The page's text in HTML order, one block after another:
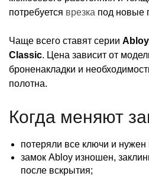
потребуется врезка под новые
Чаще всего ставят серии
Classic. Цена зависит от
броненакладки и
полотна.
Когда меняют
потеряли все ключи и
замок Abloy изношен,
после вскрытия;